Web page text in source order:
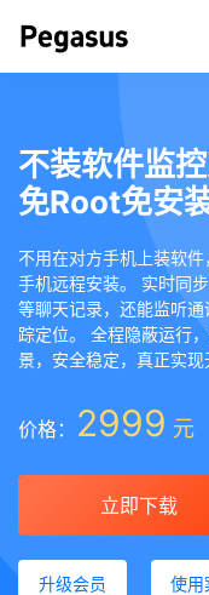
不装软件监
免Root免安
不用在对方手机上装软
手机远程安装。 实时同
等聊天记录，还能监听
踪定位。 全程隐蔽运行
景，安全稳定，真正实现
价格： 2999 元
立即下载
升级会员 使用